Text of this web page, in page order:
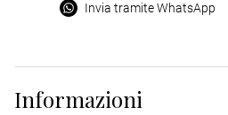
Invia tramite WhatsApp
Informazioni